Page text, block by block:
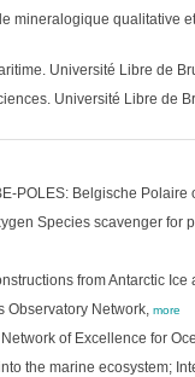
mineralogique qualitative
Université Libre de
Université Libre de
POLES: Belgische Polaire
Species scavenger for
from Antarctic Ice
Observatory Network, more
of Excellence for
the marine ecosystem;